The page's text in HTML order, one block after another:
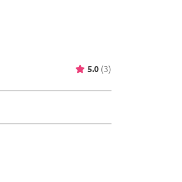
5.0 (3)